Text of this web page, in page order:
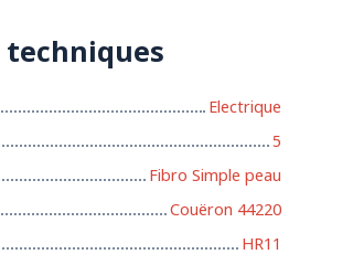
techniques
Electrique
5
Fibro Simple peau
Couëron 44220
HR11